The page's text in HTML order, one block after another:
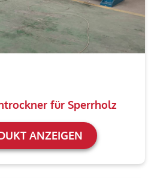
für Sperrholz
ANZEIGEN